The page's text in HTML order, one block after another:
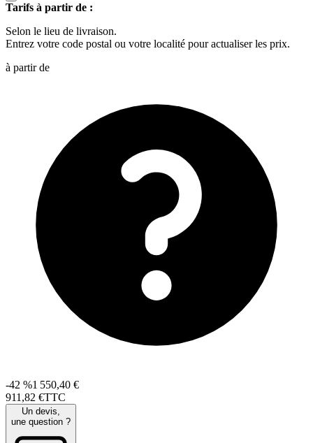
Tarifs à partir de :
Selon le lieu de livraison.
Entrez votre code postal ou votre localité pour actualiser les prix.
à partir de
-42 %1 550,40 €
911 ,82 €TTC
Un devis,
une question ?